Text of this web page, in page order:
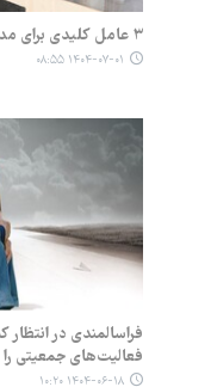
۳ عامل کلیدی برای مدیریت بحران سالمندی در کشور
۱۴۰۴-۰۷-۰۱ ۰۸:۵۵
فراسالمندی در
فعالیت‌های جمعیتی
۱۴۰۴-۰۶-۱۸ ۱۰:۲۰